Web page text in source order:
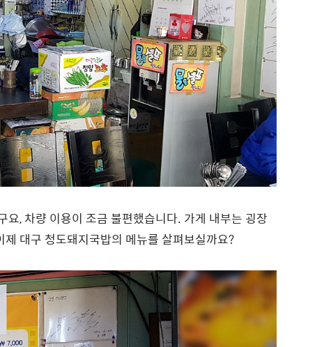
, 차량 이용이 조금 불편했습니다. 가게 내부는 굉장
대구 청도돼지국밥의 메뉴를 살펴보실까요?